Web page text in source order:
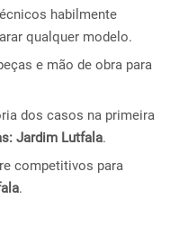
habilmente
qualquer modelo.
e mão de obra para
dos casos na primeira
Jardim Lutfala.
competitivos para
.